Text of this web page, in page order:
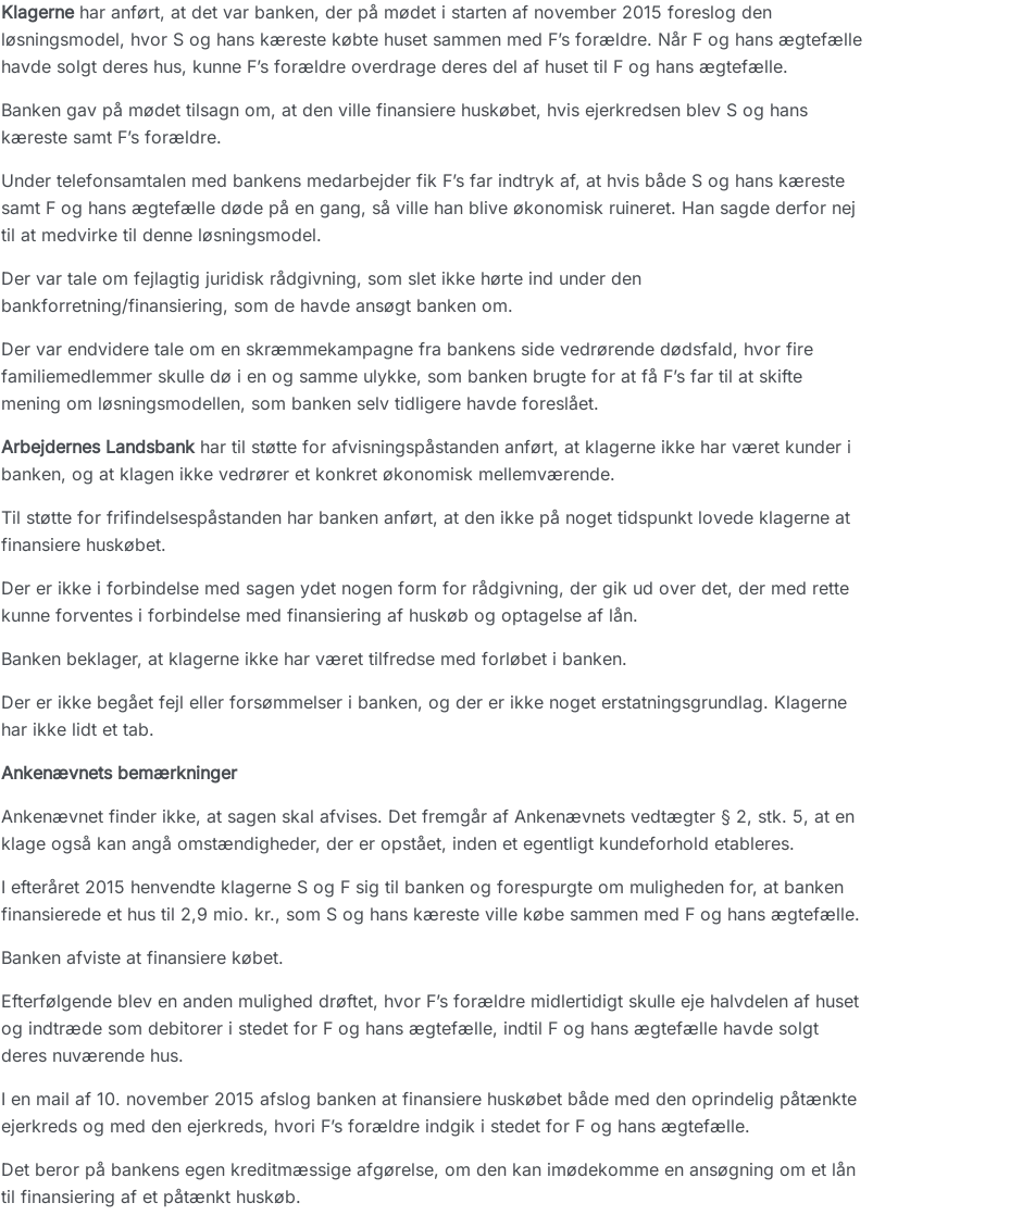
Klagernehar anført, at det var banken, der på mødet i starten af november 2015 foreslog den
løsningsmodel, hvor S og hans kæreste købte huset sammen med F’s forældre. Når F og hans ægtefælle
havde solgt deres hus, kunne F’s forældre overdrage deres del af huset til F og hans ægtefælle.
Banken gav på mødet tilsagn om, at den ville finansiere huskøbet, hvis ejerkredsen blev S og hans
kæreste samt F’s forældre.
Under telefonsamtalen med bankens medarbejder fik F’s far indtryk af, at hvis både S og hans kæreste
samt F og hans ægtefælle døde på en gang, så ville han blive økonomisk ruineret. Han sagde derfor nej
til at medvirke til denne løsningsmodel.
Der var tale om fejlagtig juridisk rådgivning, som slet ikke hørte ind under den
bankforretning/finansiering, som de havde ansøgt banken om.
Der var endvidere tale om en skræmmekampagne fra bankens side vedrørende dødsfald, hvor fire
familiemedlemmer skulle dø i en og samme ulykke, som banken brugte for at få F’s far til at skifte
mening om løsningsmodellen, som banken selv tidligere havde foreslået.
Arbejdernes Landsbankhar til støtte for afvisningspåstanden anført, at klagerne ikke har været kunder i
banken, og at klagen ikke vedrører et konkret økonomisk mellemværende.
Til støtte for frifindelsespåstanden har banken anført, at den ikke på noget tidspunkt lovede klagerne at
finansiere huskøbet.
Der er ikke i forbindelse med sagen ydet nogen form for rådgivning, der gik ud over det, der med rette
kunne forventes i forbindelse med finansiering af huskøb og optagelse af lån.
Banken beklager, at klagerne ikke har været tilfredse med forløbet i banken.
Der er ikke begået fejl eller forsømmelser i banken, og der er ikke noget erstatningsgrundlag. Klagerne
har ikke lidt et tab.
Ankenævnets bemærkninger
Ankenævnet finder ikke, at sagen skal afvises. Det fremgår af Ankenævnets vedtægter § 2, stk. 5, at en
klage også kan angå omstændigheder, der er opstået, inden et egentligt kundeforhold etableres.
I efteråret 2015 henvendte klagerne S og F sig til banken og forespurgte om muligheden for, at banken
finansierede et hus til 2,9 mio. kr., som S og hans kæreste ville købe sammen med F og hans ægtefælle.
Banken afviste at finansiere købet.
Efterfølgende blev en anden mulighed drøftet, hvor F’s forældre midlertidigt skulle eje halvdelen af huset
og indtræde som debitorer i stedet for F og hans ægtefælle, indtil F og hans ægtefælle havde solgt
deres nuværende hus.
I en mail af 10. november 2015 afslog banken at finansiere huskøbet både med den oprindelig påtænkte
ejerkreds og med den ejerkreds, hvori F’s forældre indgik i stedet for F og hans ægtefælle.
Det beror på bankens egen kreditmæssige afgørelse, om den kan imødekomme en ansøgning om et lån
til finansiering af et påtænkt huskøb.